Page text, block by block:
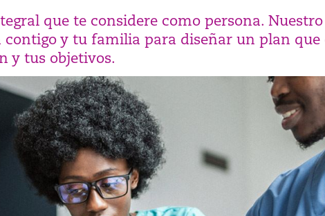
que te considere como persona.
contigo y tu familia para diseñar un plan
y tus objetivos.